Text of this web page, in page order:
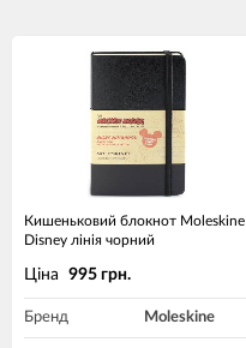
Кишеньковий блокнот Moleskine
Disney лінія чорний
Ціна 995 грн.
Бренд Moleskine